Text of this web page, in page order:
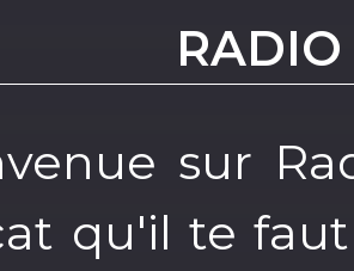
sur
qu'il te